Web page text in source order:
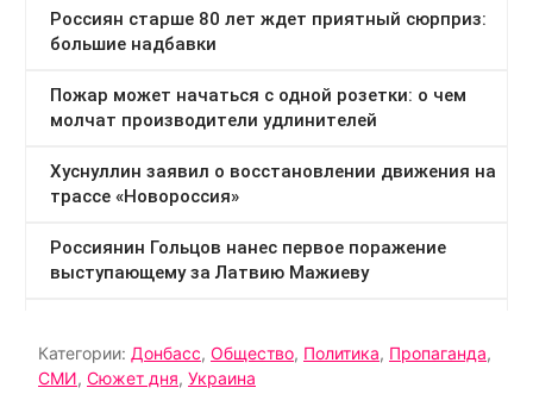
Категории: Донбасс, Общество, Политика, Пропаганда,
СМИ, Сюжет дня, Украина